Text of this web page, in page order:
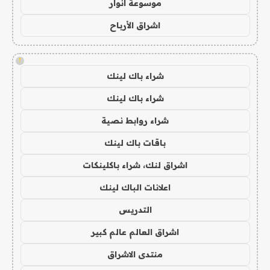
موسوعة انوار
اشراق الأرباح
!
شراء باك لينك
شراء باك لينك
شراء روابط نصية
باقات باك لينك
اشراق لنك، شراء باكلينكات
اعلانات الباك لينك
التدريس
اشراق العالم عالم كبير
منتدى الاشراق